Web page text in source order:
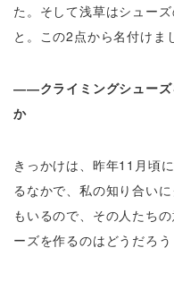
た。そして浅草はシュー
と。この2点から名付けま
――クライミングシューズ
か
きっかけは、昨年11月頃
るなかで、私の知り合い
もいるので、その人たち
ーズを作るのはどうだろ